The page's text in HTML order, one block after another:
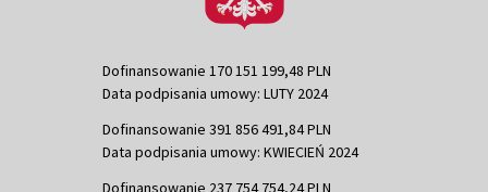
Dofinansowanie 170 151 199,48 PLN
Data podpisania umowy: LUTY 2024
Dofinansowanie 391 856 491,84 PLN
Data podpisania umowy: KWIECIEŃ 2024
Dofinansowanie 237 754 754,24 PLN